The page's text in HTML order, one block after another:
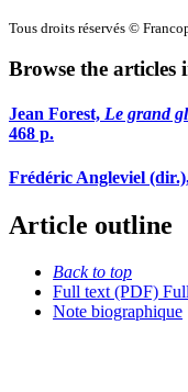
Tous droits réservés ©
Browse the articles
Jean Forest, Le grand
468 p.
Frédéric Angleviel
Article outline
Back to top
Full text (PDF)
Note biographique